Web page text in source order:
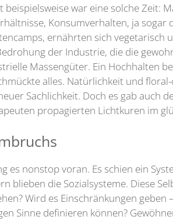
beispielsweise war eine solche Zeit:
Konsumverhalten, ja sogar
ernährten sich
der Industrie, die die
Massengüter. Ein Hochhalten
alles. Natürlichkeit und
Sachlichkeit. Doch es gab
propagierten Lichtkuren im
es nonstop voran. Es schien ein
blieben die Sozialsysteme. Diese
Wird es Einschränkungen
Sinne definieren können?